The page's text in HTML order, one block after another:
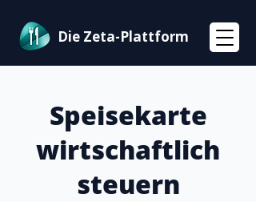
Die Zeta-Plattform
Speisekarte
wirtschaftlich
steuern